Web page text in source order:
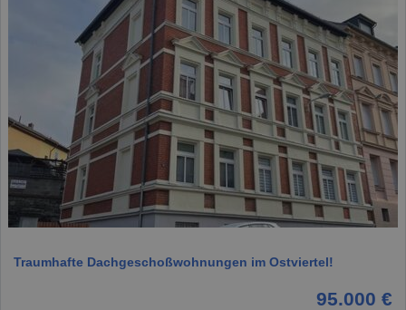
1 / 23
Traumhafte Dachgeschoßwohnungen im Ostviertel!
95.000 €